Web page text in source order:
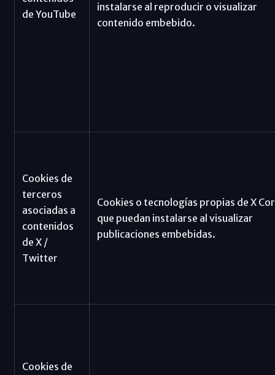
de YouTube
instalarse al reproducir o visualizar
contenido embebido.
Cookies de
terceros
asociadas a
contenidos
de X /
Twitter
Cookies o tecnologías propias de X
que puedan instalarse al visualizar
publicaciones embebidas.
Cookies de